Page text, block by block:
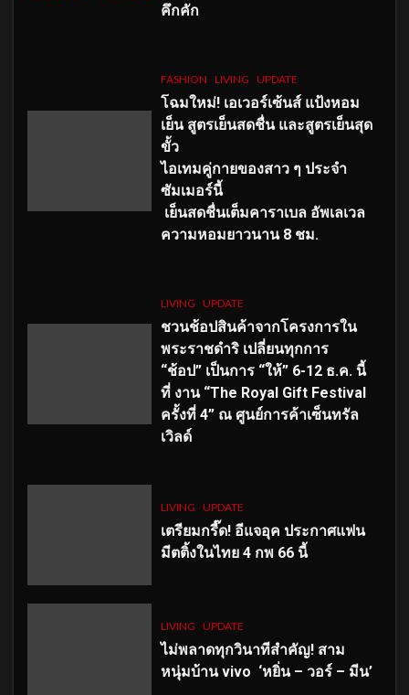
คึกคัก
FASHION LIVING UPDATE
โฉมใหม่! เอเวอร์เซ้นส์ แป้งหอม
เย็น สูตรเย็นสดชื่น และสูตรเย็นสุด
ขั้ว
ไอเทมคู่กายของสาว ๆ ประจำ
ซัมเมอร์นี้
เย็นสดชื่นเต็มคาราเบล อัพเลเวล
ความหอมยาวนาน 8 ชม.
LIVING UPDATE
ชวนช้อปสินค้าจากโครงการใน
พระราชดำริ เปลี่ยนทุกการ
“ช้อป” เป็นการ “ให้” 6-12 ธ.ค. นี้
ที่ งาน “The Royal Gift Festival
ครั้งที่ 4” ณ ศูนย์การค้าเซ็นทรัล
เวิลด์
LIVING UPDATE
เตรียมกรี๊ด! อีแจอุค ประกาศแฟน
มีตติ้งในไทย 4 กพ 66 นี้
LIVING UPDATE
ไม่พลาดทุกวินาทีสำคัญ! สาม
หนุ่มบ้าน vivo ‘หยิ่น – วอร์ – มีน’